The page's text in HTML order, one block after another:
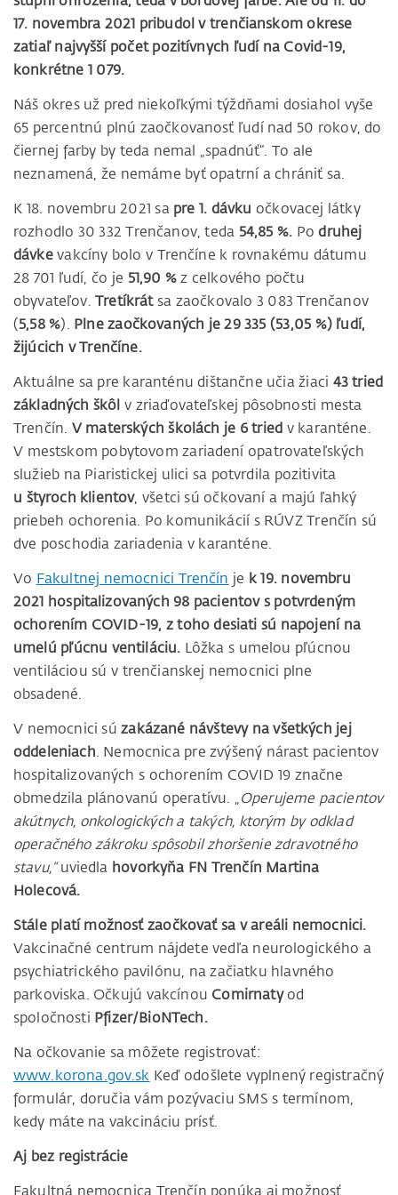
17. novembra 2021 pribudol v trenčianskom okrese
zatiaľ najvyšší počet pozitívnych ľudí na Covid-19,
konkrétne 1 079.
Náš okres už pred niekoľkými týždňami dosiahol vyše
65 percentnú plnú zaočkovanosť ľudí nad 50 rokov, do
čiernej farby by teda nemal „spadnúť“. To ale
neznamená, že nemáme byť opatrní a chrániť sa.
K 18. novembru 2021 sa pre 1. dávku očkovacej látky
rozhodlo 30 332 Trenčanov, teda 54,85 %. Podruhej
dávkevakcíny bolo v Trenčíne k rovnakému dátumu
28 701 ľudí, čo je 51,90 %z celkového počtu
obyvateľov.Tretíkrátsa zaočkovalo 3 083 Trenčanov
(5,58 %). Plne zaočkovaných je 29 335 (53,05 %) ľudí,
žijúcich v Trenčíne.
Aktuálne sa pre karanténu dištančne učia žiaci 43 tried
základných škôl v zriaďovateľskej pôsobnosti mesta
Trenčín. V materských školách je 6 tried v karanténe.
V mestskom pobytovom zariadení opatrovateľských
služieb na Piaristickej ulici sa potvrdila pozitivita
u štyroch klientov, všetci sú očkovaní a majú ľahký
priebeh ochorenia. Po komunikácií s RÚVZ Trenčín sú
dve poschodia zariadenia v karanténe.
Vo Fakultnej nemocnici Trenčín je k 19. novembru
2021 hospitalizovaných 98 pacientov s potvrdeným
ochorením COVID-19, z toho desiati sú napojení na
umelú pľúcnu ventiláciu. Lôžka s umelou pľúcnou
ventiláciou sú v trenčianskej nemocnici plne
obsadené.
V nemocnici súzakázané návštevy na všetkých jej
oddeleniach. Nemocnica pre zvýšený nárast pacientov
hospitalizovaných s ochorením COVID 19 značne
obmedzila plánovanú operatívu. „Operujeme pacientov
akútnych, onkologických a takých, ktorým by odklad
operačného zákroku spôsobil zhoršenie zdravotného
stavu,“uviedla hovorkyňa FN Trenčín Martina
Holecová.
Stále platí možnosť zaočkovať sa v areáli nemocnici.
Vakcinačné centrum nájdete vedľa neurologického a
psychiatrického pavilónu, na začiatku hlavného
parkoviska. Očkujú vakcínou Comirnatyod
spoločnosti Pfizer/BioNTech.
Na očkovanie sa môžete registrovať:
www.korona.gov.sk Keď odošlete vyplnený registračný
formulár, doručia vám pozývaciu SMS s termínom,
kedy máte na vakcináciu prísť.
Aj bez registrácie
Fakultná nemocnica Trenčín ponúka aj možnosť